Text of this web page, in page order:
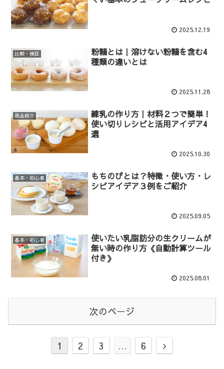
2025.12.19
比較・検証
粉糖とは｜溶けない粉糖を含む4
種類の違いとは
2025.11.28
商品紹介
練乳の作り方｜材料２つで簡単！
使い切りレシピと活用アイデア4
選
2025.10.30
基本・初心者
もちのびとは？特徴・使い方・レ
シピアイデア３例をご紹介
2025.09.05
基本・初心者
使いたい乳脂肪分の生クリームが
無い時の作り方《自動計算ツール
付き》
2025.08.01
次のページ
1 2 3 … 6